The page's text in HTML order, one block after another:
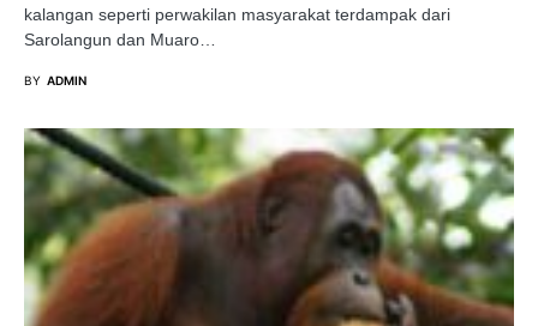
kalangan seperti perwakilan masyarakat terdampak dari
Sarolangun dan Muaro…
BY ADMIN